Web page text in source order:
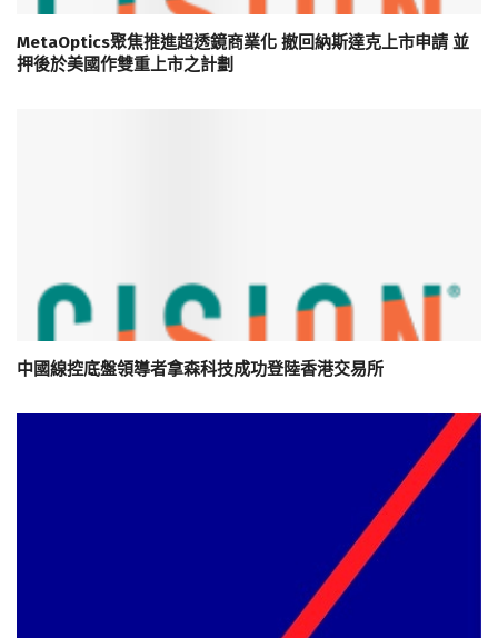
MetaOptics聚焦推進超透鏡商業化 撤回納斯達克上市申請 並
押後於美國作雙重上市之計劃
中國線控底盤領導者拿森科技成功登陸香港交易所